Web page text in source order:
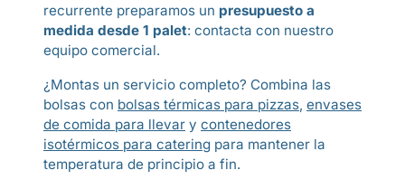
recurrente preparamos un presupuesto a
medida desde 1 palet: contacta con nuestro
equipo comercial.
¿Montas un servicio completo? Combina las
bolsas con bolsas térmicas para pizzas, envases
de comida para llevar y contenedores
isotérmicos para catering para mantener la
temperatura de principio a fin.